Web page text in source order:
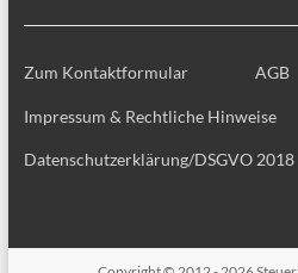
Zum Kontaktformular AGB
Impressum & Rechtliche Hinweise
Datenschutzerklärung/DSGVO 2018